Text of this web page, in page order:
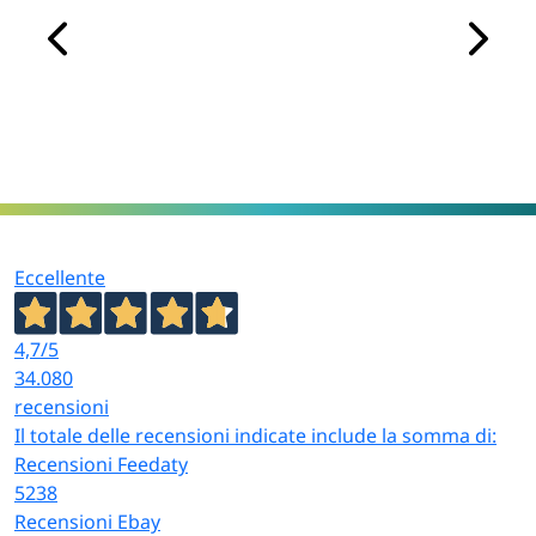
convenienza e spedizione rapida.
Eccellente
4,7/5
34.080
recensioni
Il totale delle recensioni indicate include la somma di:
Recensioni Feedaty
5238
Recensioni Ebay